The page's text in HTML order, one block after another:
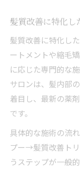
髪質改善に特化し
髪質改善に特化し
ートメントや縮毛
に応じた専門的な
サロンは、髪内部
着目し、最新の薬
です。
具体的な施術の流
プー→髪質改善ト
うステップが一般